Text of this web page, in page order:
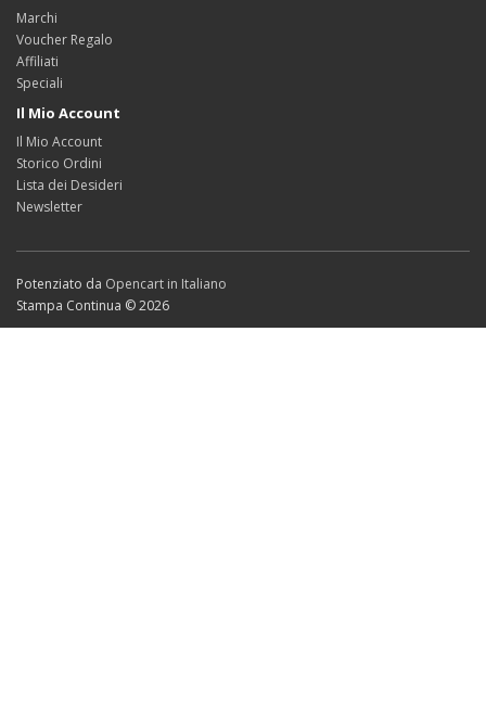
Marchi
Voucher Regalo
Affiliati
Speciali
Il Mio Account
Il Mio Account
Storico Ordini
Lista dei Desideri
Newsletter
Potenziato da Opencart in Italiano
Stampa Continua © 2026